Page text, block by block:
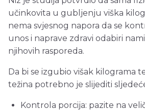
učinkovita u gubljenju viška
nema svjesnog napora da se
unos i naprave zdravi odabiri
njihovih rasporeda.
Da bi se izgubio višak kilograma
težina potrebno je slijediti
Kontrola porcija: pazite na